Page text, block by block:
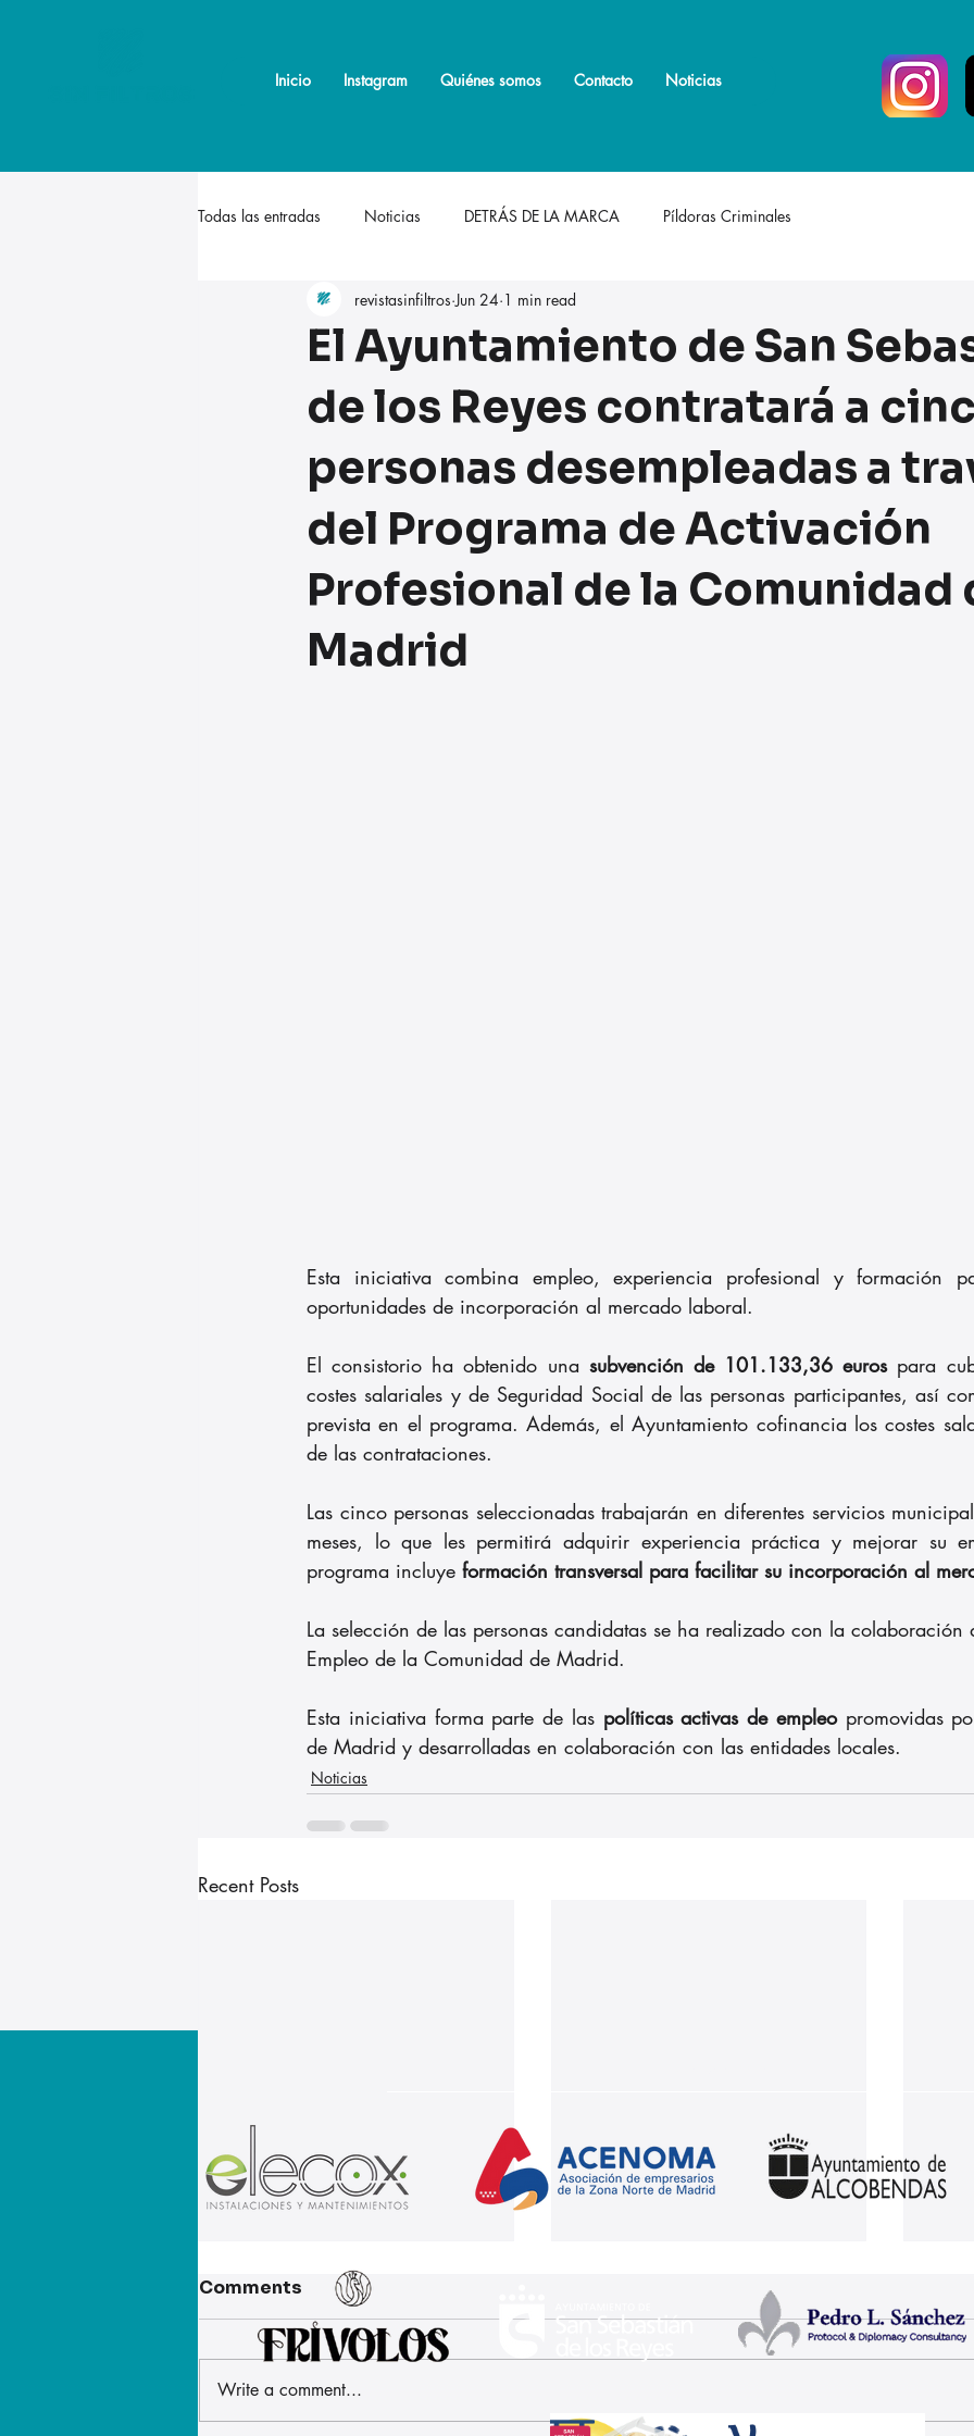
Inicio Instagram Quiénes somos Más
Inicio Instagram Quiénes somos Contacto Noticias
Todas las entradas Noticias DETRÁS DE LA MARCA Píldoras Criminales
El Ayuntamiento de San
de los Reyes contratará a
personas desempleadas a
del Programa de Activación
Profesional de la Comunidad
Madrid
revistasinfiltros Jun 24 1 min read
Esta iniciativa combina empleo, experiencia profesional y formación
oportunidades de incorporación al mercado laboral.
El consistorio ha obtenido una subvención de 101.133,36 euros para
costes salariales y de Seguridad Social de las personas participantes, así
prevista en el programa. Además, el Ayuntamiento cofinancia los costes
de las contrataciones.
Las cinco personas seleccionadas trabajarán en diferentes servicios
meses, lo que les permitirá adquirir experiencia práctica y mejorar su
programa incluye formación transversal para facilitar su incorporación al
La selección de las personas candidatas se ha realizado con la
Empleo de la Comunidad de Madrid.
Esta iniciativa forma parte de las políticas activas de empleo promovidas
de Madrid y desarrolladas en colaboración con las entidades locales.
Noticias
Recent Posts
Comments
Write a comment...